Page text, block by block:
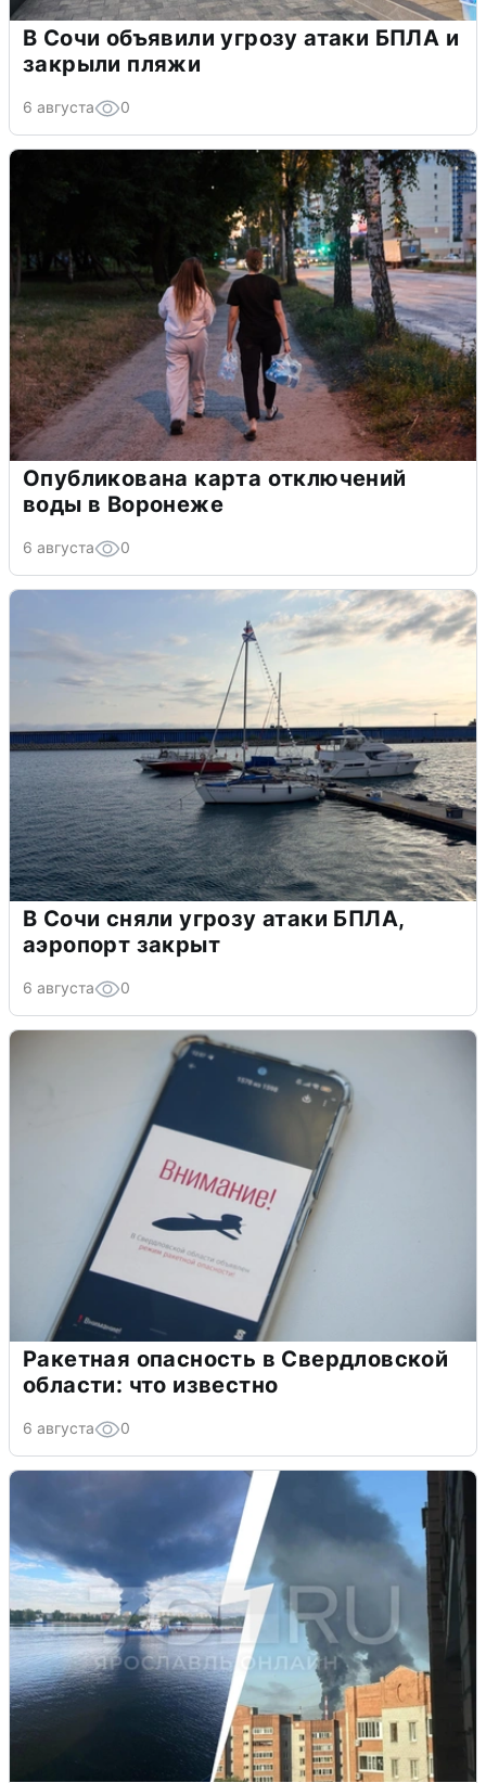
В Сочи объявили угрозу атаки БПЛА и
закрыли пляжи
6 августа 0
Опубликована карта отключений
воды в Воронеже
6 августа 0
В Сочи сняли угрозу атаки БПЛА,
аэропорт закрыт
6 августа 0
Ракетная опасность в Свердловской
области: что известно
6 августа 0